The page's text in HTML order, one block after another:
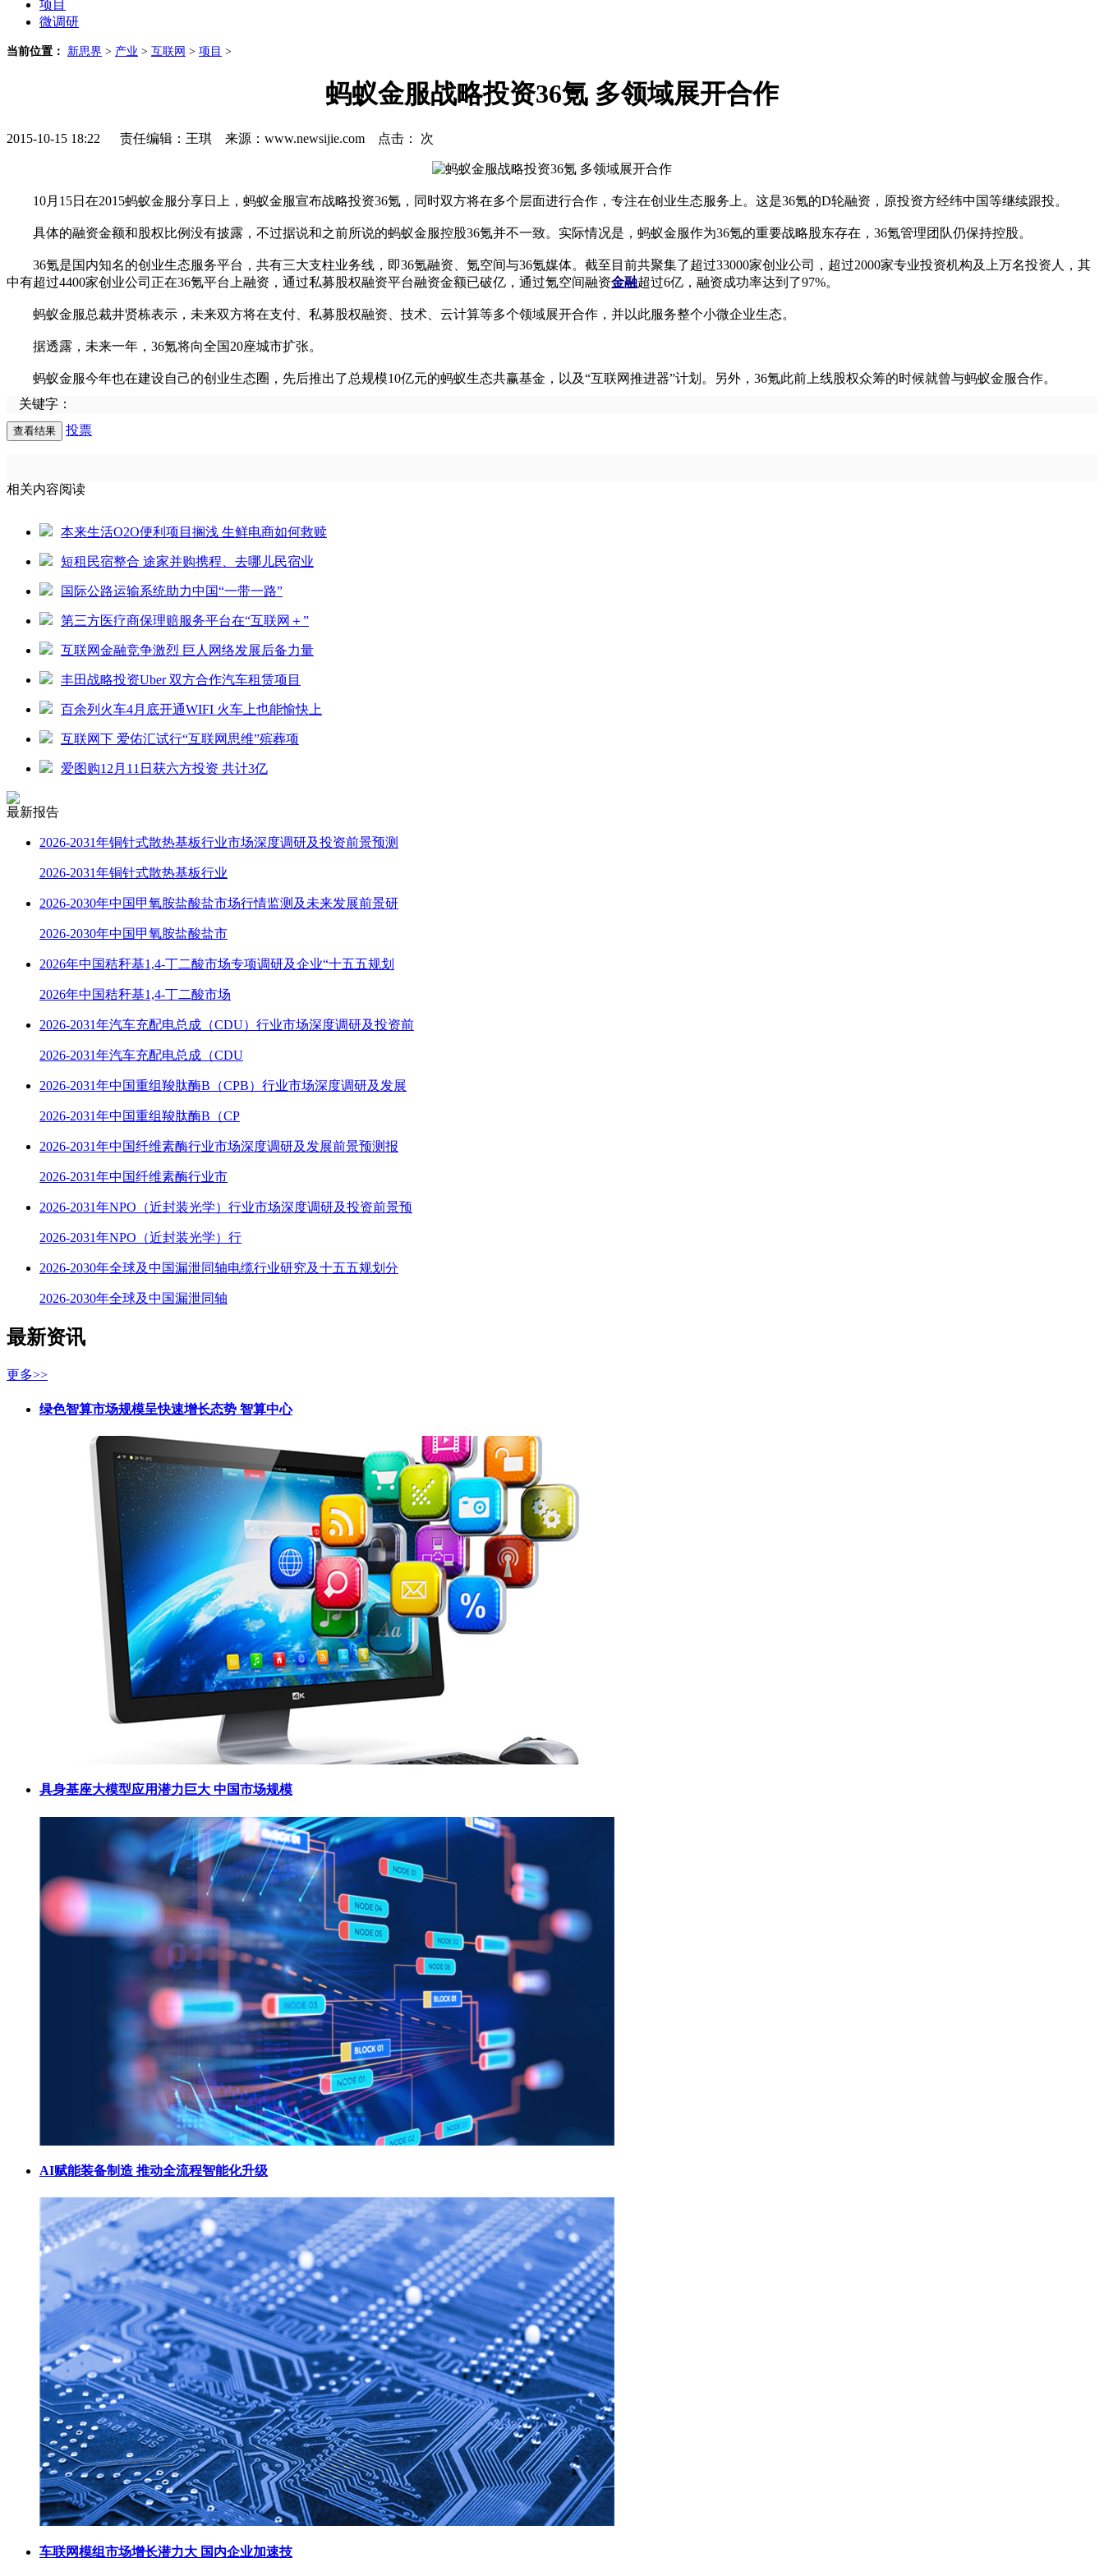
项目
微调研
当前位置： 新思界 > 产业 > 互联网 > 项目 >
蚂蚁金服战略投资36氪 多领域展开合作
2015-10-15 18:22 责任编辑：王琪 来源：www.newsijie.com 点击： 次
10月15日在2015蚂蚁金服分享日上，蚂蚁金服宣布战略投资36氪，同时双方将在多个层面进行合作，专注在创业生态服务上。这是36氪的D轮融资，原投资方经纬中国等继续跟投。
具体的融资金额和股权比例没有披露，不过据说和之前所说的蚂蚁金服控股36氪并不一致。实际情况是，蚂蚁金服作为36氪的重要战略股东存在，36氪管理团队仍保持控股。
36氪是国内知名的创业生态服务平台，共有三大支柱业务线，即36氪融资、氪空间与36氪媒体。截至目前共聚集了超过33000家创业公司，超过2000家专业投资机构及上万名投资人，其
中有超过4400家创业公司正在36氪平台上融资，通过私募股权融资平台融资金额已破亿，通过氪空间融资金融超过6亿，融资成功率达到了97%。
蚂蚁金服总裁井贤栋表示，未来双方将在支付、私募股权融资、技术、云计算等多个领域展开合作，并以此服务整个小微企业生态。
据透露，未来一年，36氪将向全国20座城市扩张。
蚂蚁金服今年也在建设自己的创业生态圈，先后推出了总规模10亿元的蚂蚁生态共赢基金，以及“互联网推进器”计划。另外，36氪此前上线股权众筹的时候就曾与蚂蚁金服合作。
关键字：
投票
相关内容阅读
本来生活O2O便利项目搁浅 生鲜电商如何救赎
短租民宿整合 途家并购携程、去哪儿民宿业
国际公路运输系统助力中国“一带一路”
第三方医疗商保理赔服务平台在“互联网＋”
互联网金融竞争激烈 巨人网络发展后备力量
丰田战略投资Uber 双方合作汽车租赁项目
百余列火车4月底开通WIFI 火车上也能愉快上
互联网下 爱佑汇试行“互联网思维”殡葬项
爱图购12月11日获六方投资 共计3亿
最新报告
2026-2031年铜针式散热基板行业市场深度调研及投资前景预测
2026-2031年铜针式散热基板行业
2026-2030年中国甲氧胺盐酸盐市场行情监测及未来发展前景研
2026-2030年中国甲氧胺盐酸盐市
2026年中国秸秆基1,4-丁二酸市场专项调研及企业“十五五规划
2026年中国秸秆基1,4-丁二酸市场
2026-2031年汽车充配电总成（CDU）行业市场深度调研及投资前
2026-2031年汽车充配电总成（CDU
2026-2031年中国重组羧肽酶B（CPB）行业市场深度调研及发展
2026-2031年中国重组羧肽酶B（CP
2026-2031年中国纤维素酶行业市场深度调研及发展前景预测报
2026-2031年中国纤维素酶行业市
2026-2031年NPO（近封装光学）行业市场深度调研及投资前景预
2026-2031年NPO（近封装光学）行
2026-2030年全球及中国漏泄同轴电缆行业研究及十五五规划分
2026-2030年全球及中国漏泄同轴
最新资讯
更多>>
绿色智算市场规模呈快速增长态势 智算中心
具身基座大模型应用潜力巨大 中国市场规模
AI赋能装备制造 推动全流程智能化升级
车联网模组市场增长潜力大 国内企业加速技